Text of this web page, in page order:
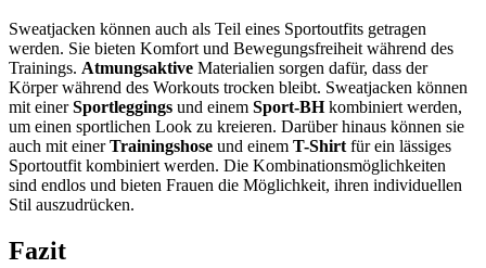
Sweatjacken können auch als Teil eines Sportoutfits getragen
werden. Sie bieten Komfort und Bewegungsfreiheit während des
Trainings. Atmungsaktive Materialien sorgen dafür, dass der
Körper während des Workouts trocken bleibt. Sweatjacken können
mit einerSportleggings und einem Sport-BHkombiniert werden,
um einen sportlichen Look zu kreieren. Darüber hinaus können sie
auch mit einerTrainingshose und einem T-Shirt für ein lässiges
Sportoutfit kombiniert werden. Die Kombinationsmöglichkeiten
sind endlos und bieten Frauen die Möglichkeit, ihren individuellen
Stil auszudrücken.
Fazit